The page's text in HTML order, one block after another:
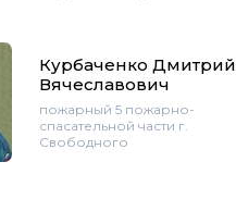
Курбаченко Дмитрий
Вячеславович
пожарный 5 пожарно-
спасательной части г.
Свободного